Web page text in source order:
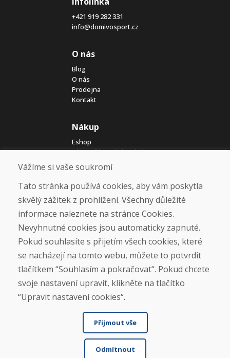
+421 919 282 331
info@domivosport.cz
O nás
Blog
O nás
Prodejna
Kontakt
Nákup
Eshop
Jak posíláme elektrokola
Obchodní podmínky
Doprava
Platba
Vrácení a výměna zboží
Ochrana osobních údajů
Cookies
Sociální sítě
Vážíme si vaše soukromí
Tato stránka používá cookies, aby vám poskytla
skvělý zážitek z prohlížení. Všechny důležité
informace naleznete na stránce Cookies.
Nevyhnutné cookies jsou automaticky zapnuté.
Pokud souhlasíte s přijetím všech cookies, které
se nacházejí na tomto webu, můžete to potvrdit
tlačítkem “Souhlasím a pokračovat“. Pokud chcete
svoje nastavení upravit, klikněte na tlačítko
“Upravit nastavení cookies“.
Přijmout vše
Odmítnout